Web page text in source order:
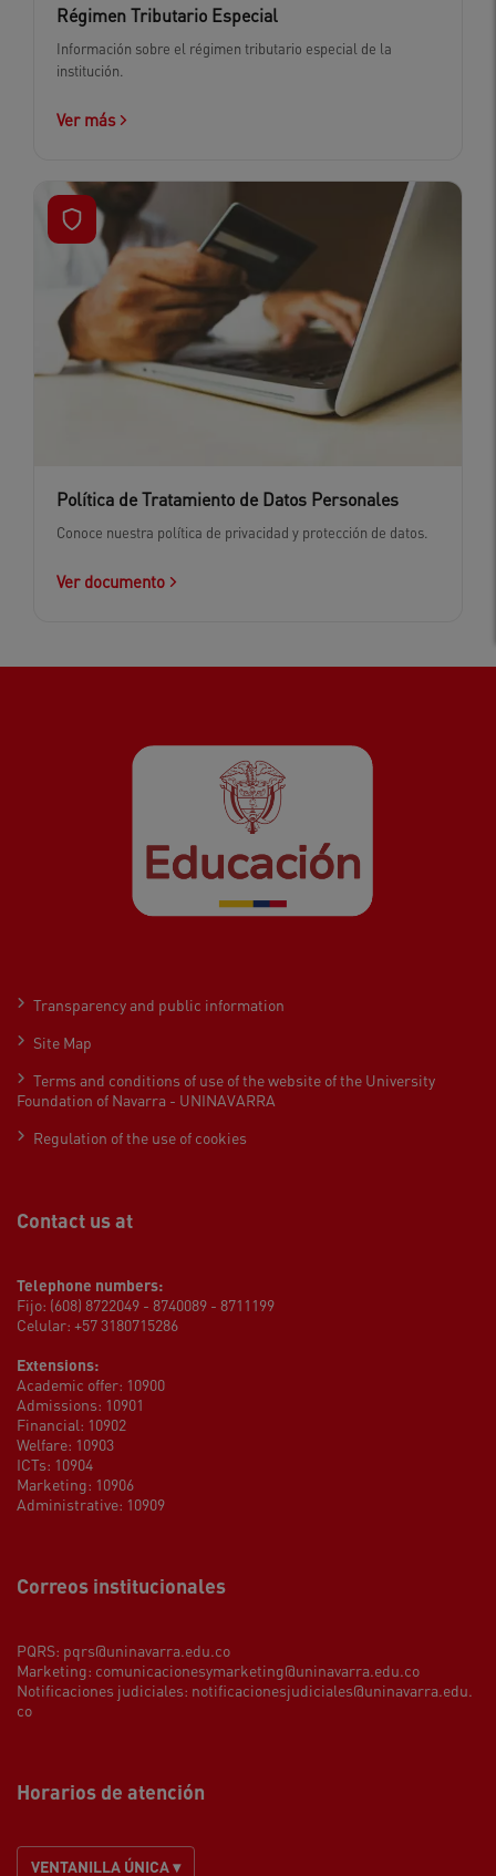
Régimen Tributario Especial
Información sobre el régimen tributario especial de la
institución.
Ver más
Política de Tratamiento de Datos Personales
Conoce nuestra política de privacidad y protección de datos.
Ver documento
Transparency and public information
Site Map
Terms and conditions of use of the website of the University
Foundation of Navarra - UNINAVARRA
Regulation of the use of cookies
Contact us at
Telephone numbers:
Fijo: (608) 8722049 - 8740089 - 8711199
Celular: +57 3180715286
Extensions:
Academic offer: 10900
Admissions: 10901
Financial: 10902
Welfare: 10903
ICTs: 10904
Marketing: 10906
Administrative: 10909
Correos institucionales
PQRS: pqrs@uninavarra.edu.co
Marketing: comunicacionesymarketing@uninavarra.edu.co
Notificaciones judiciales: notificacionesjudiciales@uninavarra.edu.
co
Horarios de atención
VENTANILLA ÚNICA ▾